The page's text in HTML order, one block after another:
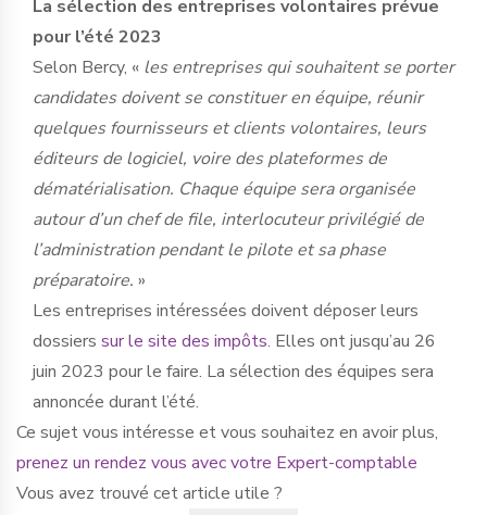
La sélection des entreprises volontaires prévue
pour l’été 2023
Selon Bercy, « les entreprises qui souhaitent se porter
candidates doivent se constituer en équipe, réunir
quelques fournisseurs et clients volontaires, leurs
éditeurs de logiciel, voire des plateformes de
dématérialisation. Chaque équipe sera organisée
autour d’un chef de file, interlocuteur privilégié de
l’administration pendant le pilote et sa phase
préparatoire. »
Les entreprises intéressées doivent déposer leurs
dossiers sur le site des impôts. Elles ont jusqu’au 26
juin 2023 pour le faire. La sélection des équipes sera
annoncée durant l’été.
Ce sujet vous intéresse et vous souhaitez en avoir plus,
prenez un rendez vous avec votre Expert-comptable
Vous avez trouvé cet article utile ?